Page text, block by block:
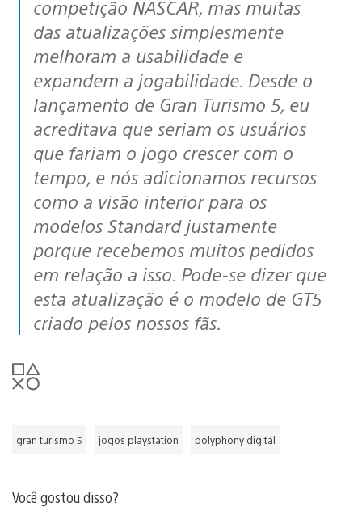
competição NASCAR, mas muitas
das atualizações simplesmente
melhoram a usabilidade e
expandem a jogabilidade. Desde o
lançamento de Gran Turismo 5, eu
acreditava que seriam os usuários
que fariam o jogo crescer com o
tempo, e nós adicionamos recursos
como a visão interior para os
modelos Standard justamente
porque recebemos muitos pedidos
em relação a isso. Pode-se dizer que
esta atualização é o modelo de GT5
criado pelos nossos fãs.
gran turismo 5 jogos playstation polyphony digital
Você gostou disso?